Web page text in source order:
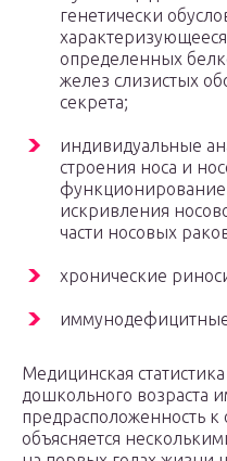
генетически
определенных
желез слизистых
секрета;
индивидуальные
строения носа и
функционирование
искривления
части носовых
хронические
иммунодефицитные
Медицинская
дошкольного возраста
предрасположенность к
объясняется